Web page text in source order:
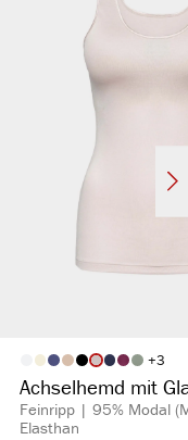
Artikelfarbe +3
Achselhemd mit
Feinripp | 95% Modal
Elasthan